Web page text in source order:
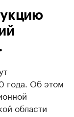
года. Об этом
области